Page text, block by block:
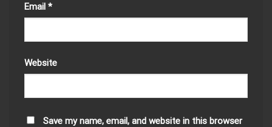
Email *
Website
Save my name, email, and website in this browser